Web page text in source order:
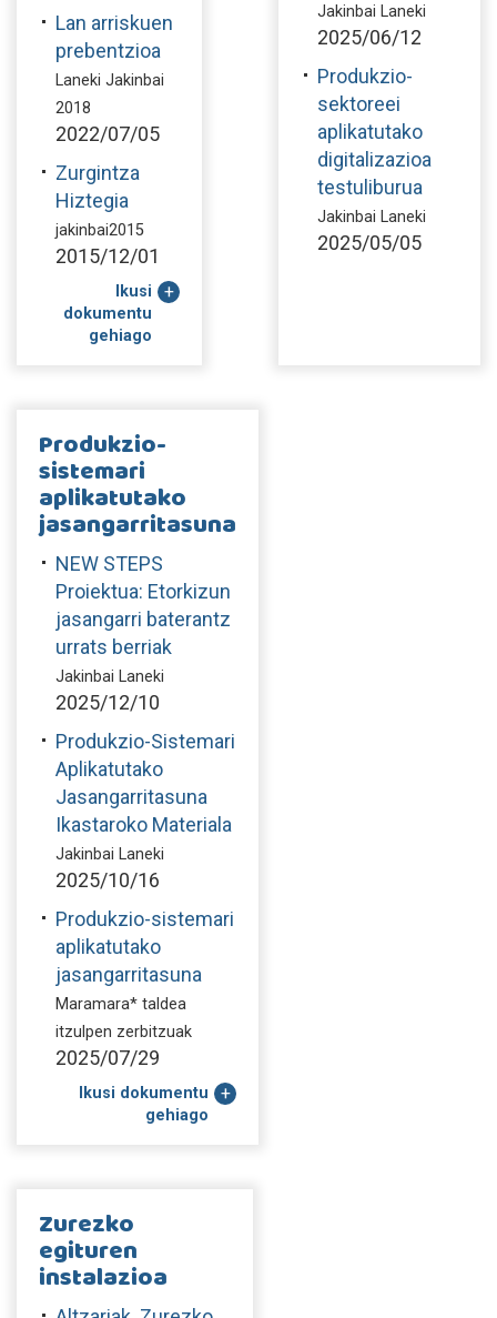
Lan arriskuen
prebentzioa
Laneki Jakinbai
2018
2022/07/05
Zurgintza
Hiztegia
jakinbai2015
2015/12/01
Ikusi
dokumentu
gehiago
Jakinbai Laneki
2025/06/12
Produkzio-
sektoreei
aplikatutako
digitalizazioa
testuliburua
Jakinbai Laneki
2025/05/05
Produkzio-
sistemari
aplikatutako
jasangarritasuna
NEW STEPS
Proiektua: Etorkizun
jasangarri baterantz
urrats berriak
Jakinbai Laneki
2025/12/10
Produkzio-Sistemari
Aplikatutako
Jasangarritasuna
Ikastaroko Materiala
Jakinbai Laneki
2025/10/16
Produkzio-sistemari
aplikatutako
jasangarritasuna
Maramara* taldea
itzulpen zerbitzuak
2025/07/29
Ikusi dokumentu
gehiago
Zurezko
egituren
instalazioa